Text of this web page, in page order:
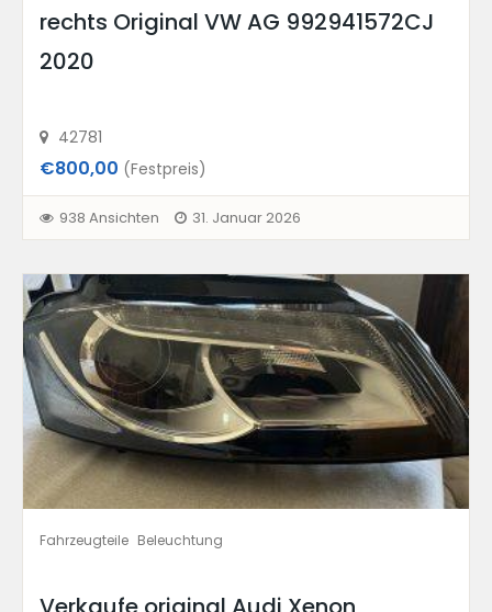
rechts Original VW AG 992941572CJ
2020
42781
€800,00 (Festpreis)
938 Ansichten 31. Januar 2026
Fahrzeugteile Beleuchtung